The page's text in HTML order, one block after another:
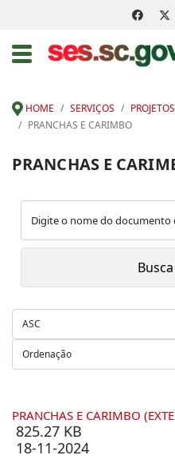
HOME SERVIÇOS
PRANCHAS E CARIMBO
PRANCHAS E
PRANCHAS E CARIMBO
825.27 KB
18-11-2024